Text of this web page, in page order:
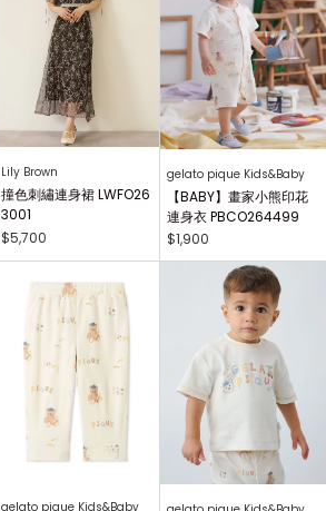
Lily Brown
撞色刺繡連身裙 LWFO26
3001
$5,700
gelato pique Kids&Baby
【BABY】畫家小熊印花
連身衣 PBCO264499
$1,900
gelato pique Kids&Baby